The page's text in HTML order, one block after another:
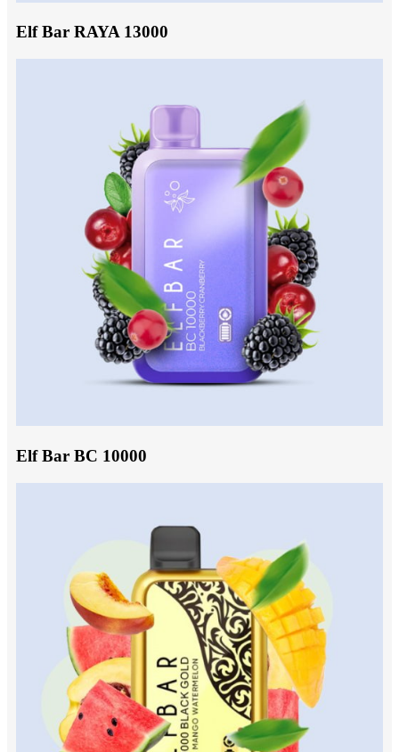
Elf Bar RAYA 13000
Elf Bar BC 10000